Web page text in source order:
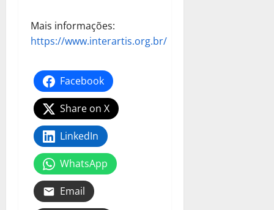
Mais informações:
https://www.interartis.org.br/
Facebook
Share on X
LinkedIn
WhatsApp
Email